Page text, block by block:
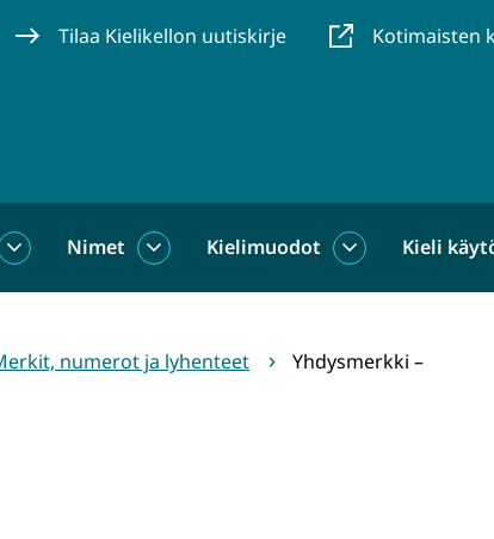
Tilaa Kielikellon uutiskirje Kotimaisten
Sanat
Nimet
NimetKielimuodot
Kielimuodot
Kieli
numerot ja lyhenteet Yhdysmerkki –